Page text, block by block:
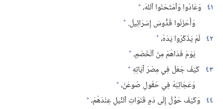
٤١ وَعَادُوا وَٱمْتَحَنُوا ٱللهَ،‏ +
وَأَحْزَنُوا قُدُّوسَ إِسْرَائِيلَ.‏ +
٤٢ لَمْ يَذْكُرُوا يَدَهُ،‏ +
يَوْمَ فَدَاهُمْ مِنَ ٱلْخَصْمِ،‏ +
٤٣ كَيْفَ جَعَلَ فِي مِصْرَ آيَاتِهِ +
وَعَجَائِبَهُ فِي حُقُولِ صُوعَنَ،‏ +
٤٤ وَكَيْفَ حَوَّلَ إِلَى دَمٍ قَنَوَاتِ ٱلنِّيلِ عِنْدَهُمْ،‏ +